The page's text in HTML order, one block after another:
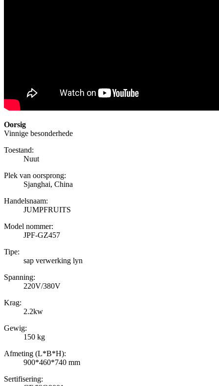
Oorsig
Vinnige besonderhede
Toestand:
Nuut
Plek van oorsprong:
Sjanghai, China
Handelsnaam:
JUMPFRUITS
Model nommer:
JPF-GZ457
Tipe:
sap verwerking lyn
Spanning:
220V/380V
Krag:
2.2kw
Gewig:
150 kg
Afmeting (L*B*H):
900*460*740 mm
Sertifisering: